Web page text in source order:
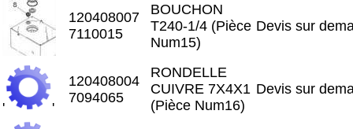
120408007
7110015
BOUCHON
T240-1/4 (Pièce
Num15)
Devis sur
' '
120408004
7094065
RONDELLE
CUIVRE 7X4X1
(Pièce Num16)
Devis sur